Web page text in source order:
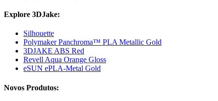
Explore 3DJake:
Silhouette
Polymaker Panchroma™ PLA Metallic Gold
3DJAKE ABS Red
Revell Aqua Orange Gloss
eSUN ePLA-Metal Gold
Novos Produtos: